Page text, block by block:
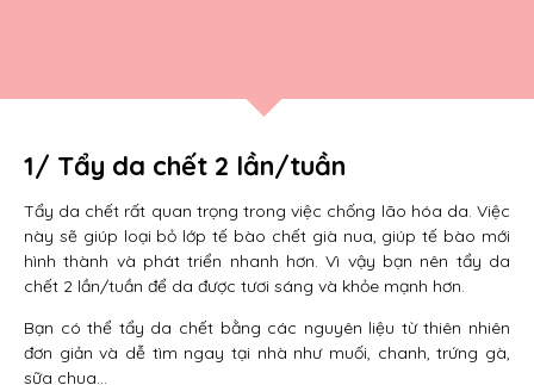
1/ Tẩy da chết 2 lần/tuần
Tẩy da chết rất quan trọng trong việc chống lão hóa da. Việc
này sẽ giúp loại bỏ lớp tế bào chết già nua, giúp tế bào mới
hình thành và phát triển nhanh hơn. Vì vậy bạn nên tẩy da
chết 2 lần/tuần để da được tươi sáng và khỏe mạnh hơn.
Bạn có thể tẩy da chết bằng các nguyên liệu từ thiên nhiên
đơn giản và dễ tìm ngay tại nhà như muối, chanh, trứng gà,
sữa chua…